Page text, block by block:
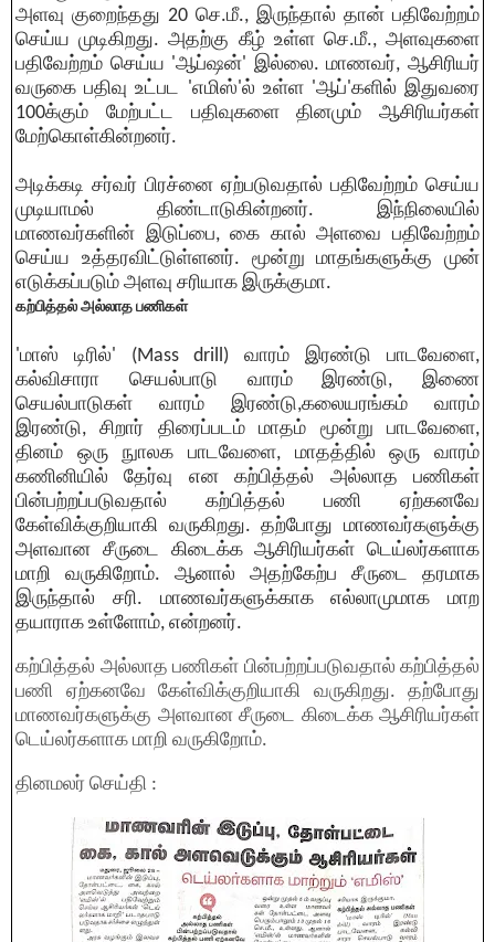
அளவு குறைந்தது 20 செ.மீ., இருந்தால் தான் பதிவேற்றம்
செய்ய முடிகிறது. அதற்கு கீழ் உள்ள செ.மீ., அளவுகளை
பதிவேற்றம் செய்ய 'ஆப்ஷன்' இல்லை. மாணவர், ஆசிரியர்
வருகை பதிவு உட்பட 'எமிஸ்'ல் உள்ள 'ஆப்'களில் இதுவரை
100க்கும் மேற்பட்ட பதிவுகளை தினமும் ஆசிரியர்கள்
மேற்கொள்கின்றனர்.
அடிக்கடி சர்வர் பிரச்னை ஏற்படுவதால் பதிவேற்றம் செய்ய
முடியாமல் திண்டாடுகின்றனர். இந்நிலையில்
மாணவர்களின் இடுப்பை, கை கால் அளவை பதிவேற்றம்
செய்ய உத்தரவிட்டுள்ளனர். மூன்று மாதங்களுக்கு முன்
எடுக்கப்படும் அளவு சரியாக இருக்குமா.
கற்பித்தல் அல்லாத பணிகள்
'மாஸ் டிரில்' (Mass drill) வாரம் இரண்டு பாடவேளை,
கல்விசாரா செயல்பாடு வாரம் இரண்டு, இணை
செயல்பாடுகள் வாரம் இரண்டு,கலையரங்கம் வாரம்
இரண்டு, சிறார் திரைப்படம் மாதம் மூன்று பாடவேளை,
தினம் ஒரு நுாலக பாடவேளை, மாதத்தில் ஒரு வாரம்
கணினியில் தேர்வு என கற்பித்தல் அல்லாத பணிகள்
பின்பற்றப்படுவதால் கற்பித்தல் பணி ஏற்கனவே
கேள்விக்குறியாகி வருகிறது. தற்போது மாணவர்களுக்கு
அளவான சீருடை கிடைக்க ஆசிரியர்கள் டெய்லர்களாக
மாறி வருகிறோம். ஆனால் அதற்கேற்ப சீருடை தரமாக
இருந்தால் சரி. மாணவர்களுக்காக எல்லாமுமாக மாற
தயாராக உள்ளோம், என்றனர்.
கற்பித்தல் அல்லாத பணிகள் பின்பற்றப்படுவதால் கற்பித்தல்
பணி ஏற்கனவே கேள்விக்குறியாகி வருகிறது. தற்போது
மாணவர்களுக்கு அளவான சீருடை கிடைக்க ஆசிரியர்கள்
டெய்லர்களாக மாறி வருகிறோம்.
தினமலர் செய்தி :